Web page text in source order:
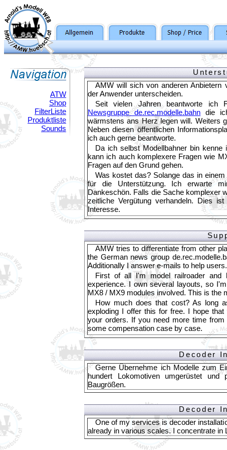
ATW
Shop
FilterListe
Produktliste
Sounds
AMW will sich von anderen Anbietern
der Anwender unterscheiden.
Seit vielen Jahren beantworte ich
Newsgruppe de.rec.modelle.bahn die
wärmstens ans Herz legen will. Weiters
Neben diesen öffentlichen
ich auch gerne beantworte.
Da ich selbst Modellbahner bin kenne
kann ich auch komplexere Fragen wie
Fragen auf den Grund gehen.
Was kostet das? Solange das in
für die Unterstützung. Ich erwarte
Dankeschön. Falls die Sache komplexer
zeitliche Vergütung verhandeln. Dies
Interesse.
AMW tries to differentiate from other
the German news group
Additionally I answer e-mails to help users.
First of all I'm model railroader and
experience. I own several layouts, so
MX8 / MX9 modules involved. This is the
How much does that cost? As long
exploding I offer this for free. I hope
your orders. If you need more time
some compensation case by case.
Decoder
Gerne Übernehme ich Modelle zum
hundert Lokomotiven umgerüstet und
Baugrößen.
Decoder
One of my services is decoder
already in various scales. I concentrate in